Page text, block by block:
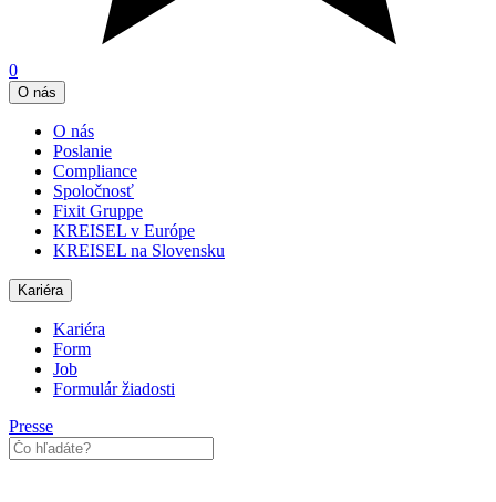
0
O nás
O nás
Poslanie
Compliance
Spoločnosť
Fixit Gruppe
KREISEL v Európe
KREISEL na Slovensku
Kariéra
Kariéra
Form
Job
Formulár žiadosti
Presse